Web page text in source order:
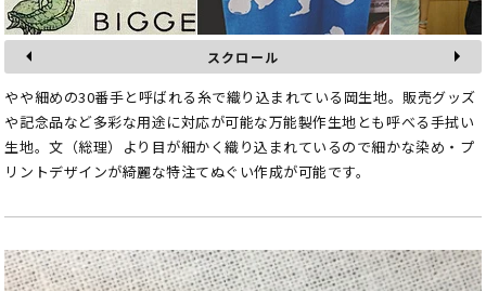
スクロール
やや細めの30番手と呼ばれる糸で織り込まれている岡生地。販売グッズ
や記念品など多彩な用途に対応が可能な万能製作生地とも呼べる手拭い
生地。文（総理）より目が細かく織り込まれているので細かな染め・プ
リントデザインが綺麗な特注てぬぐい作成が可能です。